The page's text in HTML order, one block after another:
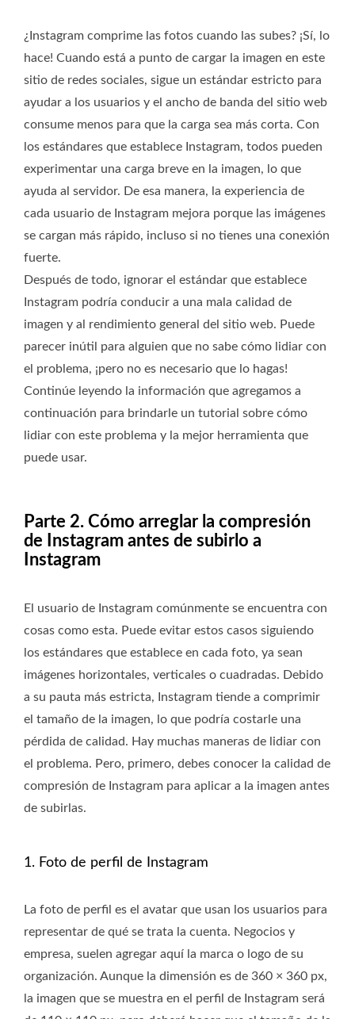
¿Instagram comprime las fotos cuando las subes? ¡Sí, lo
hace! Cuando está a punto de cargar la imagen en este
sitio de redes sociales, sigue un estándar estricto para
ayudar a los usuarios y el ancho de banda del sitio web
consume menos para que la carga sea más corta. Con
los estándares que establece Instagram, todos pueden
experimentar una carga breve en la imagen, lo que
ayuda al servidor. De esa manera, la experiencia de
cada usuario de Instagram mejora porque las imágenes
se cargan más rápido, incluso si no tienes una conexión
fuerte.
Después de todo, ignorar el estándar que establece
Instagram podría conducir a una mala calidad de
imagen y al rendimiento general del sitio web. Puede
parecer inútil para alguien que no sabe cómo lidiar con
el problema, ¡pero no es necesario que lo hagas!
Continúe leyendo la información que agregamos a
continuación para brindarle un tutorial sobre cómo
lidiar con este problema y la mejor herramienta que
puede usar.
Parte 2. Cómo arreglar la compresión
de Instagram antes de subirlo a
Instagram
El usuario de Instagram comúnmente se encuentra con
cosas como esta. Puede evitar estos casos siguiendo
los estándares que establece en cada foto, ya sean
imágenes horizontales, verticales o cuadradas. Debido
a su pauta más estricta, Instagram tiende a comprimir
el tamaño de la imagen, lo que podría costarle una
pérdida de calidad. Hay muchas maneras de lidiar con
el problema. Pero, primero, debes conocer la calidad de
compresión de Instagram para aplicar a la imagen antes
de subirlas.
1. Foto de perfil de Instagram
La foto de perfil es el avatar que usan los usuarios para
representar de qué se trata la cuenta. Negocios y
empresa, suelen agregar aquí la marca o logo de su
organización. Aunque la dimensión es de 360 ​​× 360 px,
la imagen que se muestra en el perfil de Instagram será